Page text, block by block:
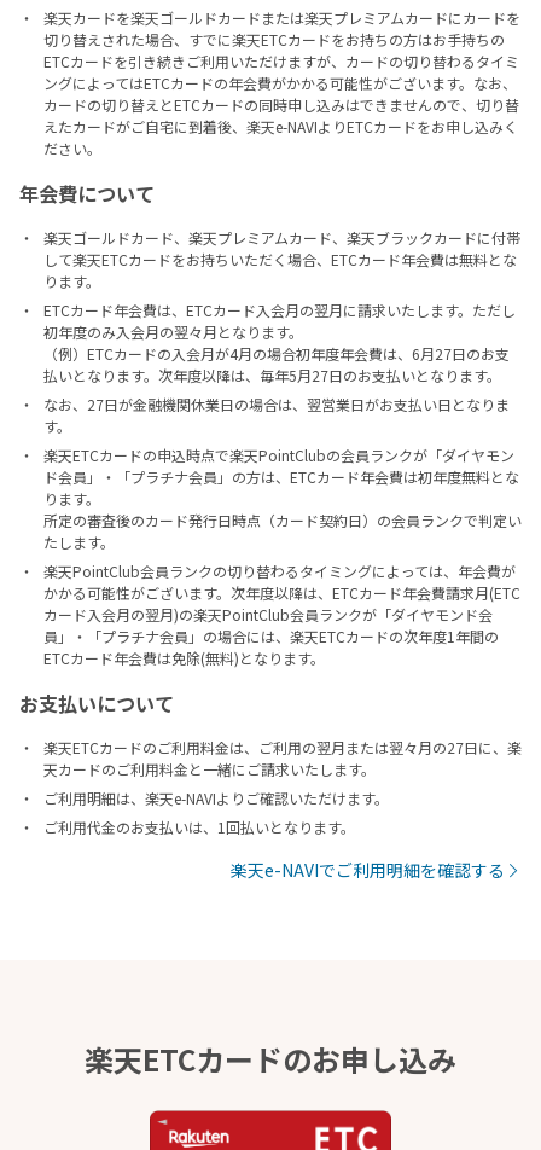
楽天カードを楽天ゴールドカードまたは楽天プレミアムカードにカードを
切り替えされた場合、すでに楽天ETCカードをお持ちの方はお手持ちの
ETCカードを引き続きご利用いただけますが、カードの切り替わるタイミ
ングによってはETCカードの年会費がかかる可能性がございます。なお、
カードの切り替えとETCカードの同時申し込みはできませんので、切り替
えたカードがご自宅に到着後、楽天e-NAVIよりETCカードをお申し込みく
ださい。
年会費について
楽天ゴールドカード、楽天プレミアムカード、楽天ブラックカードに付帯
して楽天ETCカードをお持ちいただく場合、ETCカード年会費は無料とな
ります。
ETCカード年会費は、ETCカード入会月の翌月に請求いたします。ただし
初年度のみ入会月の翌々月となります。
（例）ETCカードの入会月が4月の場合初年度年会費は、6月27日のお支
払いとなります。次年度以降は、毎年5月27日のお支払いとなります。
なお、27日が金融機関休業日の場合は、翌営業日がお支払い日となりま
す。
楽天ETCカードの申込時点で楽天PointClubの会員ランクが「ダイヤモン
ド会員」・「プラチナ会員」の方は、ETCカード年会費は初年度無料とな
ります。
所定の審査後のカード発行日時点（カード契約日）の会員ランクで判定い
たします。
楽天PointClub会員ランクの切り替わるタイミングによっては、年会費が
かかる可能性がございます。次年度以降は、ETCカード年会費請求月(ETC
カード入会月の翌月)の楽天PointClub会員ランクが「ダイヤモンド会
員」・「プラチナ会員」の場合には、楽天ETCカードの次年度1年間の
ETCカード年会費は免除(無料)となります。
お支払いについて
楽天ETCカードのご利用料金は、ご利用の翌月または翌々月の27日に、楽
天カードのご利用料金と一緒にご請求いたします。
ご利用明細は、楽天e-NAVIよりご確認いただけます。
ご利用代金のお支払いは、1回払いとなります。
楽天e-NAVIでご利用明細を確認する
楽天ETCカードのお申し込み